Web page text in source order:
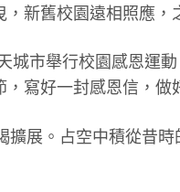
新舊校園遠相照應，
市舉行校園感恩運
寫好一封感恩信，做
展。占空中積從昔